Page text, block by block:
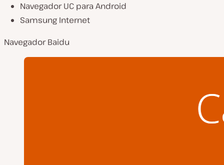
Navegador UC para Android
Samsung Internet
Navegador Baidu